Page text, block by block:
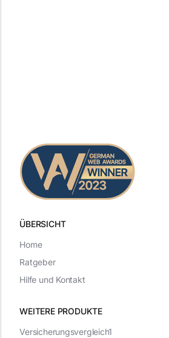
ÜBERSICHT
WEITERE PRODUKTE
Versicherungsvergleich1
Home
Ratgeber
Hilfe und Kontakt